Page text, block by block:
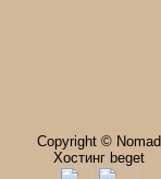
Copyright © Nomad
Хостинг beget